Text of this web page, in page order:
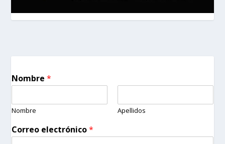
Nombre*
Nombre Apellidos
Correo electrónico*